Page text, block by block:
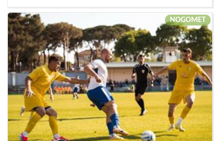
NOGOMET